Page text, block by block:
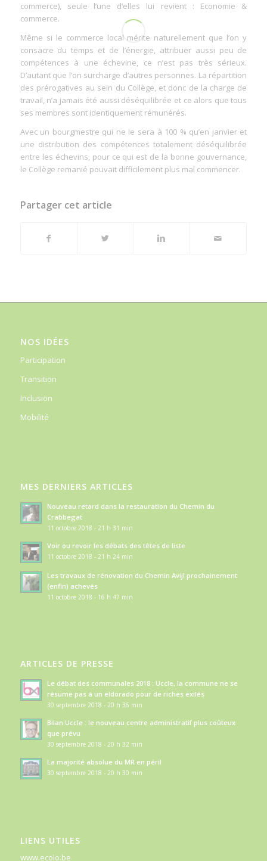
commerce), seule l’une d’elles lui revient : Economie &
commerce.
Même si le commerce local mérite naturellement que l’on y
consacre du temps et de l’énergie, attribuer aussi peu de
compétences à une échevine, ce n’est pas très sérieux.
D’autant que l’on surcharge d’autres personnes. La répartition
des prérogatives au sein du Collège, et donc de la charge de
travail, n’a jamais été aussi déséquilibrée et ce alors que tous
ses membres sont identiquement rémunérés.
Avec un bourgmestre qui ne le sera à 100 % qu’en janvier et
une distribution des compétences totalement déséquilibrée
entre les échevins, pour ce qui est de la bonne gouvernance,
le Collège remanié pouvait difficilement plus mal commencer.
Partager cet article
NOS IDÉES
Participation
Transition
Inclusion
Mobilité
MES DERNIERS ARTICLES
Nouveau retard dans la restauration du Chemin du
Crabbegat
11 octobre 2018 - 21 h 31 min
Voir ou revoir les débats des têtes de liste
11 octobre 2018 - 21 h 24 min
Les travaux de rénovation du Chemin Avijl prochainement
(enfin) achevés
11 octobre 2018 - 16 h 47 min
ARTICLES DE PRESSE
Le débat des communales 2018 : Uccle, la commune ne se
résume pas à un eldorado pour de riches exilés
30 septembre 2018 - 20 h 36 min
Bilan Uccle : le nouveau centre administratif plus coûteux
que prévu
30 septembre 2018 - 20 h 32 min
La majorité absolue du MR en péril
30 septembre 2018 - 20 h 30 min
LIENS UTILES
www.ecolo.be